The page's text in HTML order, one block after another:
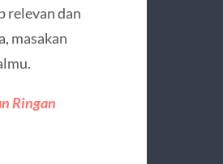
relevan dan
masakan
Ringan